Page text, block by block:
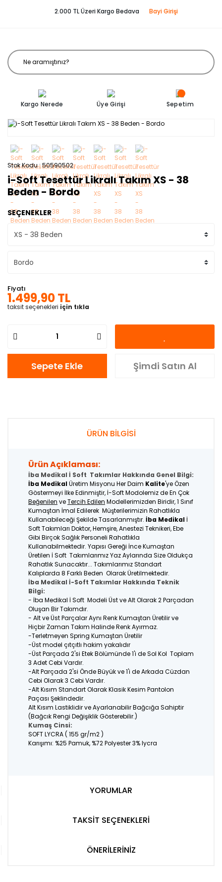
2.000 TL Üzeri Kargo Bedava Bayi Girişi
Kargo Nerede Üye Girişi Sepetim
Stok Kodu 50590502
i-Soft Tesettür Likralı Takım XS - 38
Beden - Bordo
SEÇENEKLER
Fiyatı
1.499,90 TL
taksit seçenekleri için tıkla
Sepete Ekle Şimdi Satın Al
ÜRÜN BİLGİSİ
Ürün Açıklaması:
İba Medikal İ Soft Takımlar Hakkında Genel Bilgi:
İba MedikalÜretim Misyonu Her Daim Kalite'ye Özen
Göstermeyi İlke Edinmiştir, İ-Soft Modolemiz de En Çok
Beğenilen veTercih Edilen Modellerimizden Biridir, 1 Sınıf
Kumaştan İmal Edilerek Müşterilerimizin Rahatlıkla
Kullanabileceği Şekilde Tasarlanmıştır. İba Medikal İ
Soft Takımları Doktor, Hemşire, Anestezi Teknikeri, Ebe
Gibi Birçok Sağlık Personeli Rahatlıkla
Kullanabilmektedir. Yapısı Gereği İnce Kumaştan
Üretilen İ Soft Takımlarımız Yaz Aylarında Size Oldukça
Rahatlık Sunacaktır... Takımlarımız Standart
Kalıplarda 8 Farklı Beden Olarak Üretilmektedir.
İba Medikal İ-Soft Takımlar Hakkında Teknik
Bilgi:
- İba Medikal İ Soft Modeli Üst ve Alt Olarak 2 Parçadan
Oluşan Bir Takımdır.
- Alt ve Üst Parçalar Aynı Renk Kumaştan Üretilir ve
Hiçbir Zaman Takım Halinde Renk Ayırmaz.
-Terletmeyen Spring Kumaştan Üretilir
-Üst model çıtçıtlı hakim yakalıdır
-Üst Parçada 2'si Etek Bölümünde 1'i de Sol Kol Toplam
3 Adet Cebi Vardır.
-Alt Parçada 2'si Önde Büyük ve 1'i de Arkada Cüzdan
Cebi Olarak 3 Cebi Vardır.
-Alt Kısım Standart Olarak Klasik Kesim Pantolon
Paçası Şeklindedir.
Alt Kısım Lastiklidir ve Ayarlanabilir Bağcığa Sahiptir
(Bağcık Rengi Değişiklik Gösterebilir.)
Kumaş Cinsi:
SOFT LYCRA ( 155 gr/m2 )
Karışımı: %25 Pamuk, %72 Polyester 3% lycra
YORUMLAR
TAKSİT SEÇENEKLERİ
ÖNERİLERİNİZ